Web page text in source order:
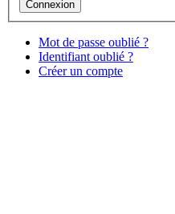
Mot de passe oublié ?
Identifiant oublié ?
Créer un compte